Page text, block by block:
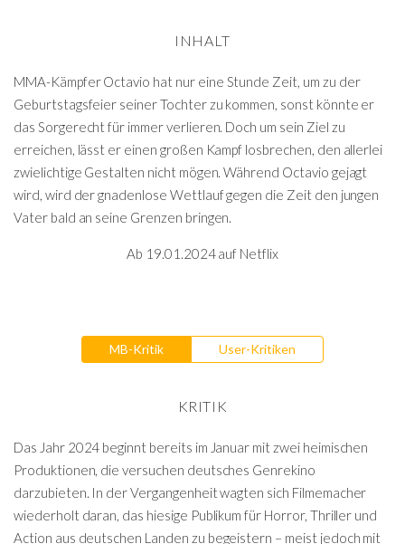
INHALT
MMA-Kämpfer Octavio hat nur eine Stunde Zeit, um zu der
Geburtstagsfeier seiner Tochter zu kommen, sonst könnte er
das Sorgerecht für immer verlieren. Doch um sein Ziel zu
erreichen, lässt er einen großen Kampf losbrechen, den allerlei
zwielichtige Gestalten nicht mögen. Während Octavio gejagt
wird, wird der gnadenlose Wettlauf gegen die Zeit den jungen
Vater bald an seine Grenzen bringen.
Ab 19.01.2024 auf Netflix
MB-Kritik User-Kritiken
KRITIK
Das Jahr 2024 beginnt bereits im Januar mit zwei heimischen
Produktionen, die versuchen deutsches Genrekino
darzubieten. In der Vergangenheit wagten sich Filmemacher
wiederholt daran, das hiesige Publikum für Horror, Thriller und
Action aus deutschen Landen zu begeistern – meist jedoch mit